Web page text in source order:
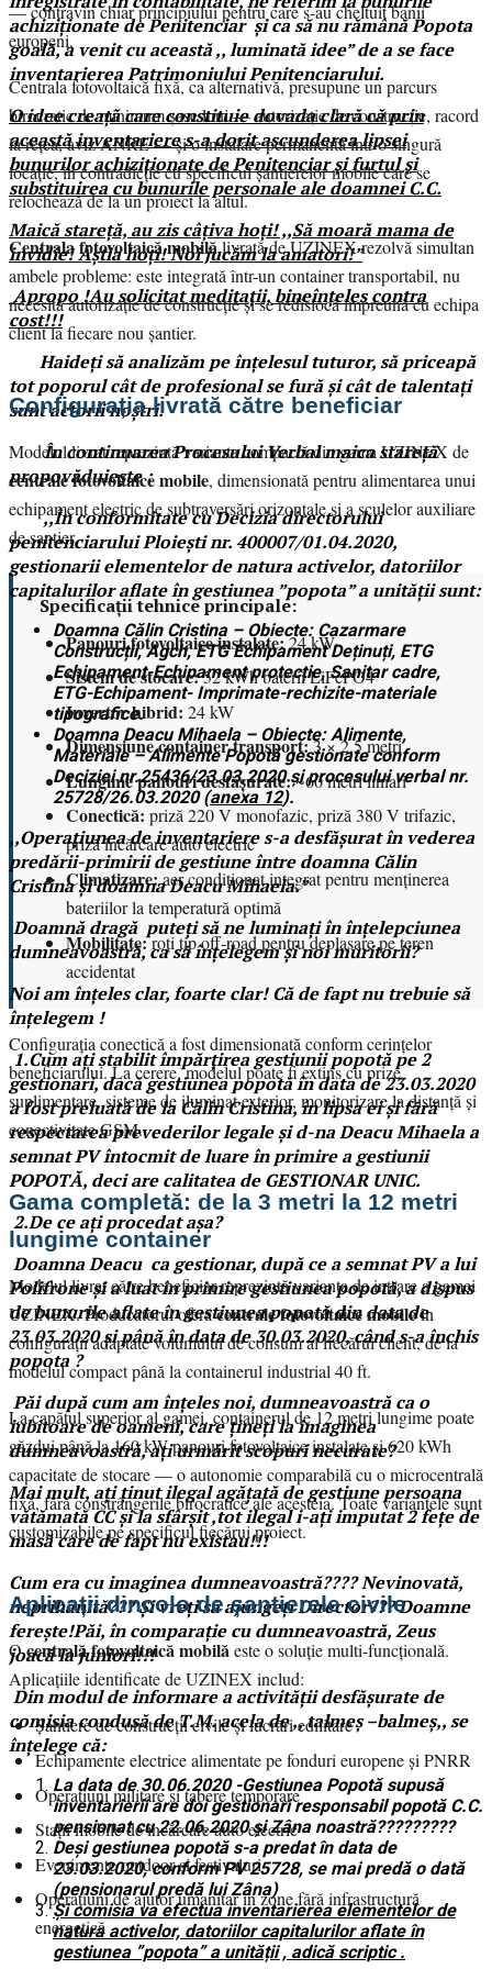
achiziționate de Penitenciar și ca să nu rămână Popota
goală, a venit cu această ,, luminată idee” de a se face
inventarierea Patrimoniului Penitenciarului.
O idee creață care constituie dovada clară că prin
această inventariere s-a dorit ascunderea lipsei
bunurilor achiziționate de Penitenciar și furtul și
substituirea cu bunurile personale ale doamnei C.C.
Maică stareță, au zis câțiva hoți! ,,Să moară mama de
invidie! Ăștia hoți! Noi jucăm la amatori!”
Apropo !Au solicitat meditații, bineînțeles contra
cost!!!
Haideți să analizăm pe înțelesul tuturor, să priceapă
tot poporul cât de profesional se fură și cât de talentați
sunt actorii noștri.
În continuarea Procesului Verbal maica stareță
propovăduiește :
,,În conformitate cu Decizia directorului
penitenciarului Ploiești nr. 400007/01.04.2020,
gestionarii elementelor de natura activelor, datoriilor
capitalurilor aflate în gestiunea ”popota” a unității sunt:
Doamna Călin Cristina – Obiecte: Cazarmare
Construcții, Agch, ETG Echipament Deținuți, ETG
Echipament-Echipament protecție, Sanitar cadre,
ETG-Echipament- Imprimate-rechizite-materiale
tipografice.
Doamna Deacu Mihaela – Obiecte: Alimente,
Materiale – Alimente Popotă gestionate conform
Deciziei nr.25436/23.03.2020 și procesului verbal nr.
25728/26.03.2020 (anexa 12).
,,Operațiunea de inventariere s-a desfășurat în vederea
predării-primirii de gestiune între doamna Călin
Cristina și doamna Deacu Mihaela.”
Doamnă dragă puteți să ne luminați în înțelepciunea
dumneavoastră, ca să înțelegem și noi muritorii?
Noi am înțeles clar, foarte clar! Că de fapt nu trebuie să
înțelegem !
1.Cum ați stabilit împărțirea gestiunii popotă pe 2
gestionari, dacă gestiunea popotă în data de 23.03.2020
a fost preluată de la Călin Cristina, în lipsa ei și fără
respectarea prevederilor legale și d-na Deacu Mihaela a
semnat PV întocmit de luare în primire a gestiunii
POPOTĂ, deci are calitatea de GESTIONAR UNIC.
2.De ce ați procedat așa?
Doamna Deacu ca gestionar, după ce a semnat PV a lui
Polifrone și a luat în primire gestiunea popotă, a dispus
de bunurile aflate în gestiunea popotă din data de
23.03.2020 și până în data de 30.03.2020, când s-a închis
popota ?
Păi după cum am înțeles noi, dumneavoastră ca o
iubitoare de oameni, care țineți la imaginea
dumneavoastră, ați urmărit scopuri necurate?
Mai mult, ați ținut ilegal agățată de gestiune persoana
vătămată CC și la sfârșit ,tot ilegal i-ați imputat 2 fețe de
masă care de fapt nu existau!!!
Cum era cu imaginea dumneavoastră???? Nevinovată,
neprihănită??? Și vreți să ajungeți Director??? Doamne
ferește!Păi, în comparație cu dumneavoastră, Zeus
joacă la juniori!!!
Din modul de informare a activității desfășurate de
comisia condusă de T.M. acela de ,, talmeș –balmeș,, se
înțelege că:
La data de 30.06.2020 -Gestiunea Popotă supusă
inventarierii are doi gestionari responsabil popotă C.C.
pensionat cu 22.06.2020 și Zâna noastră?????????
Deși gestiunea popotă s-a predat în data de
23.03.2020, conform PV 25728, se mai predă o dată
(pensionarul predă lui Zâna)
Și comisia va efectua inventarierea elementelor de
natura activelor, datoriilor capitalurilor aflate în
gestiunea ”popota” a unității , adică scriptic .
— contravin chiar principiului pentru care s-au cheltuit banii
europeni.
Centrala fotovoltaică fixă, ca alternativă, presupune un parcurs
birocratic de minimum șase luni — autorizație de construcție, racord
la rețea, aviz ANRE — și o instalare permanentă într-o singură
locație, în contradicție cu specificul șantierelor mobile care se
relochează de la un proiect la altul.
Centrala fotovoltaică mobilălivrată de UZINEX rezolvă simultan
ambele probleme: este integrată într-un container transportabil, nu
necesită autorizație de construcție și se redislocă împreună cu echipa
client la fiecare nou șantier.
Configurația livrată către beneficiar
Modelul livrat reprezintă varianta compactă din gama UZINEX de
centrale fotovoltaice mobile, dimensionată pentru alimentarea unui
echipament electric de subtraversări orizontale și a sculelor auxiliare
de șantier.
Specificații tehnice principale:
Panouri fotovoltaice instalate:24 kW
Sistem de stocare:52 kWh baterii LiFePO4
Invertor hibrid: 24 kW
Dimensiune container transport:3 × 2,5 metri
Lungime panouri desfășurate:~60 metri liniari
Conectică: priză 220 V monofazic, priză 380 V trifazic,
priză încărcare auto electric
Climatizare:aer condiționat integrat pentru menținerea
bateriilor la temperatură optimă
Mobilitate:roți tip off-road pentru deplasare pe teren
accidentat
Configurația conectică a fost dimensionată conform cerințelor
beneficiarului. La cerere, modelul poate fi extins cu prize
suplimentare, sisteme de iluminat exterior, monitorizare la distanță și
conectivitate GSM.
Gama completă: de la 3 metri la 12 metri
lungime container
Modelul livrat către beneficiar reprezintă varianta de intrare a gamei
UZINEX. Producătorul oferăcentrale fotovoltaice mobileîn
configurații adaptate volumului de consum al fiecărui client, de la
modelul compact până la containerul industrial 40 ft.
La capătul superior al gamei, containerul de 12 metri lungime poate
găzdui până la 160 kW panouri fotovoltaice instalate și 620 kWh
capacitate de stocare — o autonomie comparabilă cu o microcentrală
fixă, fără constrângerile birocratice ale acesteia. Toate variantele sunt
customizabile pe specificul fiecărui proiect.
Aplicații dincolo de șantierele civile
Ocentrală fotovoltaică mobilăeste o soluție multi-funcțională.
Aplicațiile identificate de UZINEX includ:
Șantiere de construcții civile și lucrări edilitare
Echipamente electrice alimentate pe fonduri europene și PNRR
Operațiuni militare și tabere temporare
Stații mobile de încărcare auto electric
Evenimente outdoor și festivaluri
Operațiuni de ajutor umanitar în zone fără infrastructură
energetică